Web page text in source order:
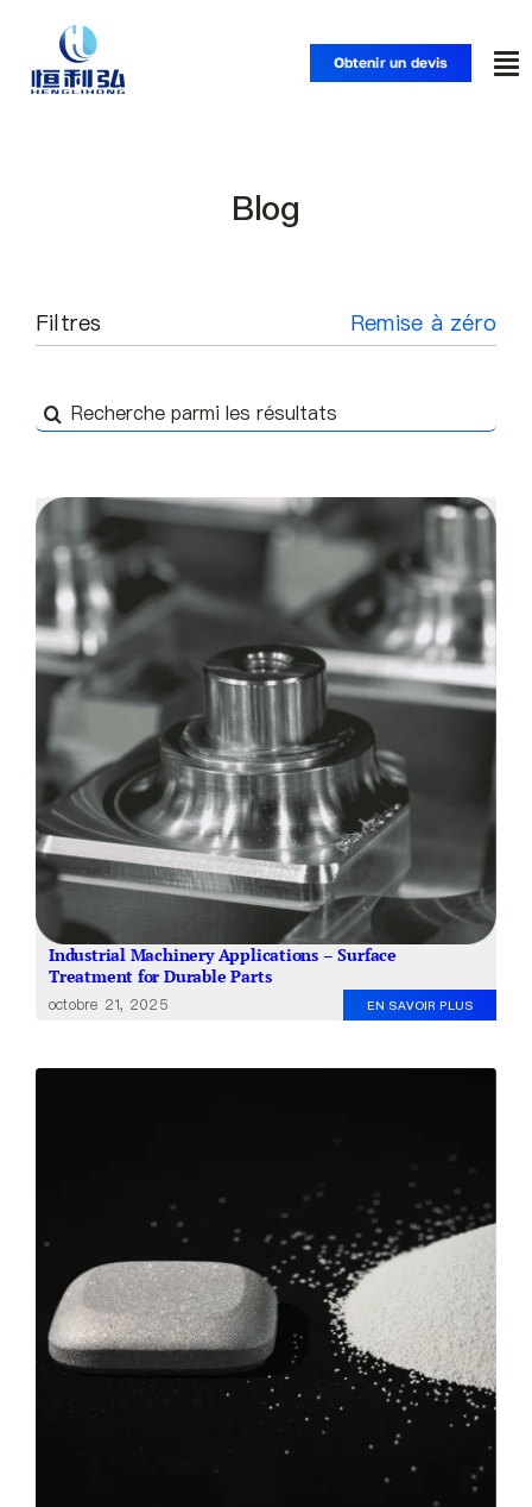
content
Obtenir un devis
Produits
À propos de nous
FR
Blog
Filtres Remise à zéro
Recherche
Industrial Machinery Applications – Surface
Treatment for Durable Parts
octobre 21, 2025 EN SAVOIR PLUS